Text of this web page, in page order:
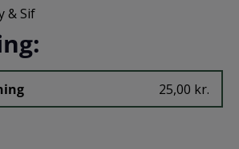
& Sif
25,00 kr.